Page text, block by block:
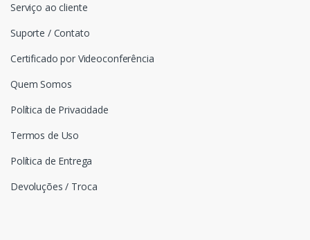
Serviço ao cliente
Suporte / Contato
Certificado por Videoconferência
Quem Somos
Política de Privacidade
Termos de Uso
Política de Entrega
Devoluções / Troca